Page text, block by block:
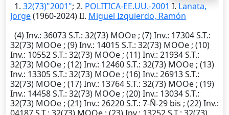
1. 32(73)"2001"; 2. POLITICA-EE.UU.-2001 I. Lanata,
Jorge(1960-2024) II. Miguel Izquierdo, Ramón
(4)Inv.: 36073S.T.: 32(73) MOOe ; (7)Inv.: 17304S.T.:
32(73) MOOe ; (9)Inv.: 14015S.T.: 32(73) MOOe ; (10)
Inv.: 10552S.T.: 32(73) MOOe ; (11)Inv.: 21934S.T.:
32(73) MOOe ; (12)Inv.: 12460S.T.: 32(73) MOOe ; (13)
Inv.: 13305S.T.: 32(73) MOOe ; (16)Inv.: 26913S.T.:
32(73) MOOe ; (17)Inv.: 13764S.T.: 32(73) MOOe ; (19)
Inv.: 14458S.T.: 32(73) MOOe ; (20)Inv.: 13034S.T.:
32(73) MOOe ; (21)Inv.: 26220S.T.: 7-Ñ-29 bis ; (22)Inv.: